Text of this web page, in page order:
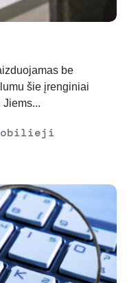
be
šie įrenginiai